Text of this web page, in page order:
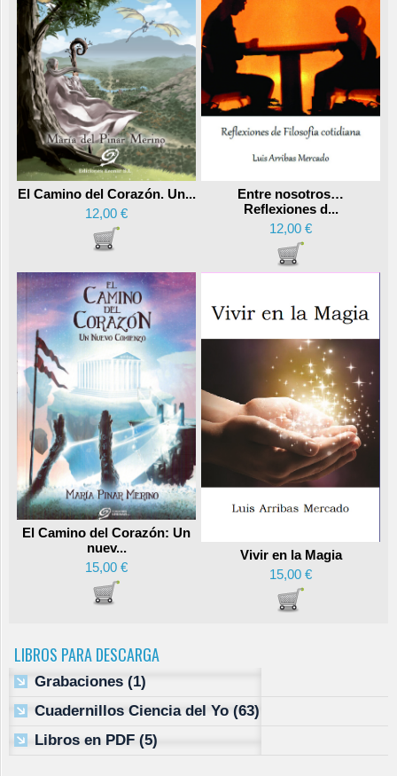
El Camino del Corazón. Un...
12,00 €
Entre nosotros…
Reflexiones d...
12,00 €
El Camino del Corazón: Un
nuev...
15,00 €
Vivir en la Magia
15,00 €
LIBROS PARA DESCARGA
Grabaciones (1)
Cuadernillos Ciencia del Yo (63)
Libros en PDF (5)